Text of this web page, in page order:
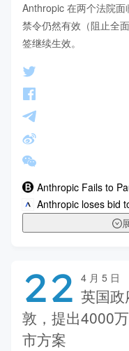
Anthropic 在两个法院
禁令仍然有效（阻止全
签继续生效。
Anthropic Fails to
Anthropic loses bid
22 4 月 5 日
英国
敦，提出4000
市方案